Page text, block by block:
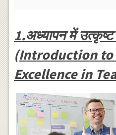
1.अध्यापन में उत्कृष्ट
(Introduction to
Excellence in